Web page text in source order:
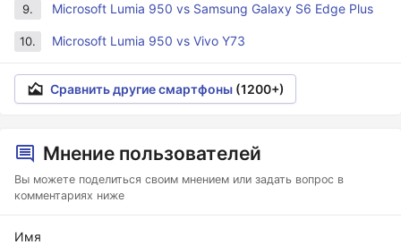
9. Microsoft Lumia 950 vs Samsung Galaxy S6 Edge Plus
10. Microsoft Lumia 950 vs Vivo Y73
Сравнить другие смартфоны (1200+)
Мнение пользователей
Вы можете поделиться своим мнением или задать вопрос в
комментариях ниже
Имя